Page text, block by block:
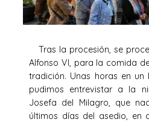
Tras la procesión, se
Alfonso VI, para la comida
tradición. Unas horas en un
pudimos entrevistar a la
Josefa del Milagro, que
últimos días del asedio, en